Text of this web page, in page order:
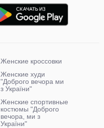
Женские кроссовки
Женские худи
"Доброго вечора ми
з України"
Женские спортивные
костюмы "Доброго
вечора, ми з
України"